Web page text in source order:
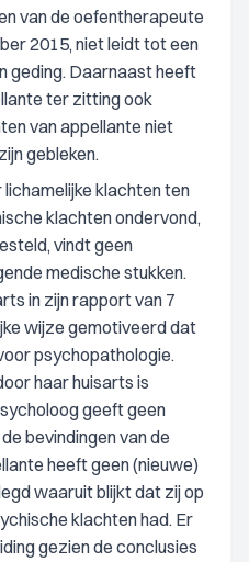
van de oefentherapeute
2015, niet leidt tot een
geding. Daarnaast heeft
ter zitting ook
van appellante niet
gebleken.
klachten ten
klachten ondervond,
vindt geen
medische stukken.
in zijn rapport van 7
wijze gemotiveerd dat
psychopathologie.
haar huisarts is
geeft geen
bevindingen van de
heeft geen (nieuwe)
waaruit blijkt dat zij op
klachten had. Er
gezien de conclusies